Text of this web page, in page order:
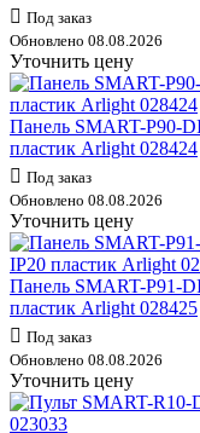
Под заказ
Обновлено 08.08.2026
Уточнить цену
Панель SMART-P90-
пластик Arlight 028424
Под заказ
Обновлено 08.08.2026
Уточнить цену
Панель SMART-P91-
пластик Arlight 028425
Под заказ
Обновлено 08.08.2026
Уточнить цену